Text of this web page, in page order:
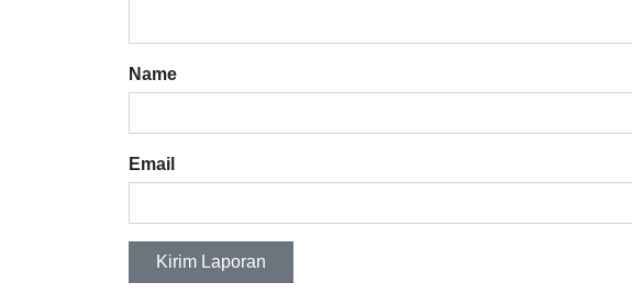
Name
Email
Kirim Laporan